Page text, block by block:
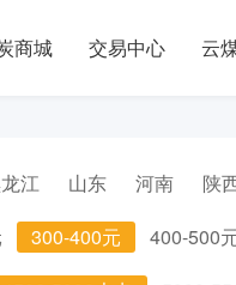
商城 交易中心 云
江 山东 河南 陕
300-400元 400-500